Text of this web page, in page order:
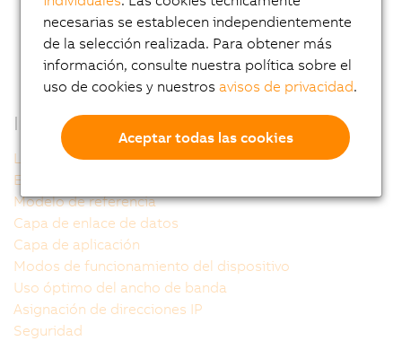
hasta 200 microsegundos y una precisión de
temporización dentro del orden de los
microsegundos.
Información adicional
La tecnología POWERLINK
Estructura de red
Modelo de referencia
Capa de enlace de datos
Capa de aplicación
Modos de funcionamiento del dispositivo
Uso óptimo del ancho de banda
Asignación de direcciones IP
Seguridad
necesarias se establecen independientemente
de la selección realizada. Para obtener más
información, consulte nuestra política sobre el
uso de cookies y nuestrosavisos de privacidad.
Aceptar todas las cookies